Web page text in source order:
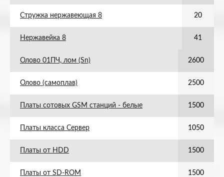
Стружка нержавеющая 8 20
Нержавейка 8 41
Олово 01ПЧ, лом (Sn) 2600
Олово (самоплав) 2500
Платы сотовых GSM станций - белые 1500
Платы класса Сервер 1050
Платы от HDD 1500
Платы от SD-ROM 1500